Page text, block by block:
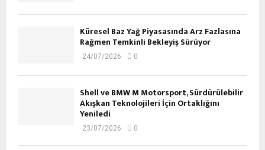
Küresel Baz Yağ Piyasasında Arz Fazlasına
Rağmen Temkinli Bekleyiş Sürüyor
24/07/2026 0
Shell ve BMW M Motorsport, Sürdürülebilir
Akışkan Teknolojileri İçin Ortaklığını
Yeniledi
23/07/2026 0